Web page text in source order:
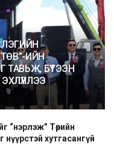
ИЙН
БҮТЭЭН
“нэрлэж” Төрийн
хутгасангүй